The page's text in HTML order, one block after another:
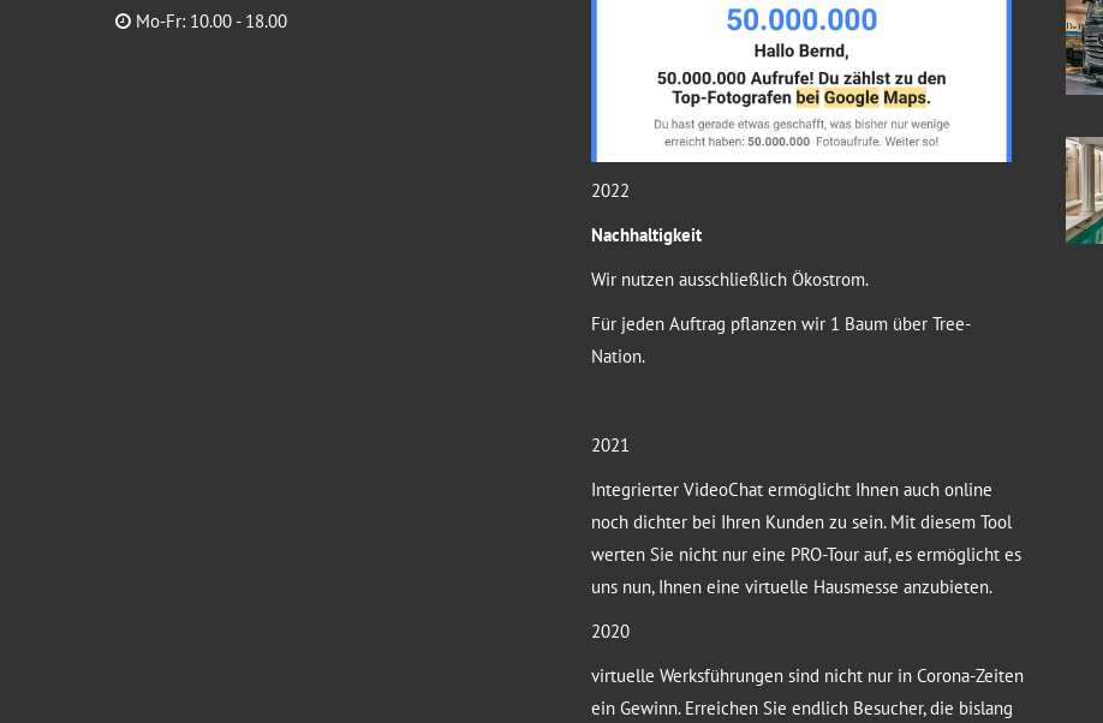
Mo-Fr: 10.00 - 18.00
2022
Nachhaltigkeit
Wir nutzen ausschließlich Ökostrom.
Für jeden Auftrag pflanzen wir 1 Baum über Tree-
Nation.
2021
Integrierter VideoChat ermöglicht Ihnen auch online
noch dichter bei Ihren Kunden zu sein. Mit diesem Tool
werten Sie nicht nur eine PRO-Tour auf, es ermöglicht es
uns nun, Ihnen eine virtuelle Hausmesse anzubieten.
2020
virtuelle Werksführungen sind nicht nur in Corona-Zeiten
ein Gewinn. Erreichen Sie endlich Besucher, die bislang